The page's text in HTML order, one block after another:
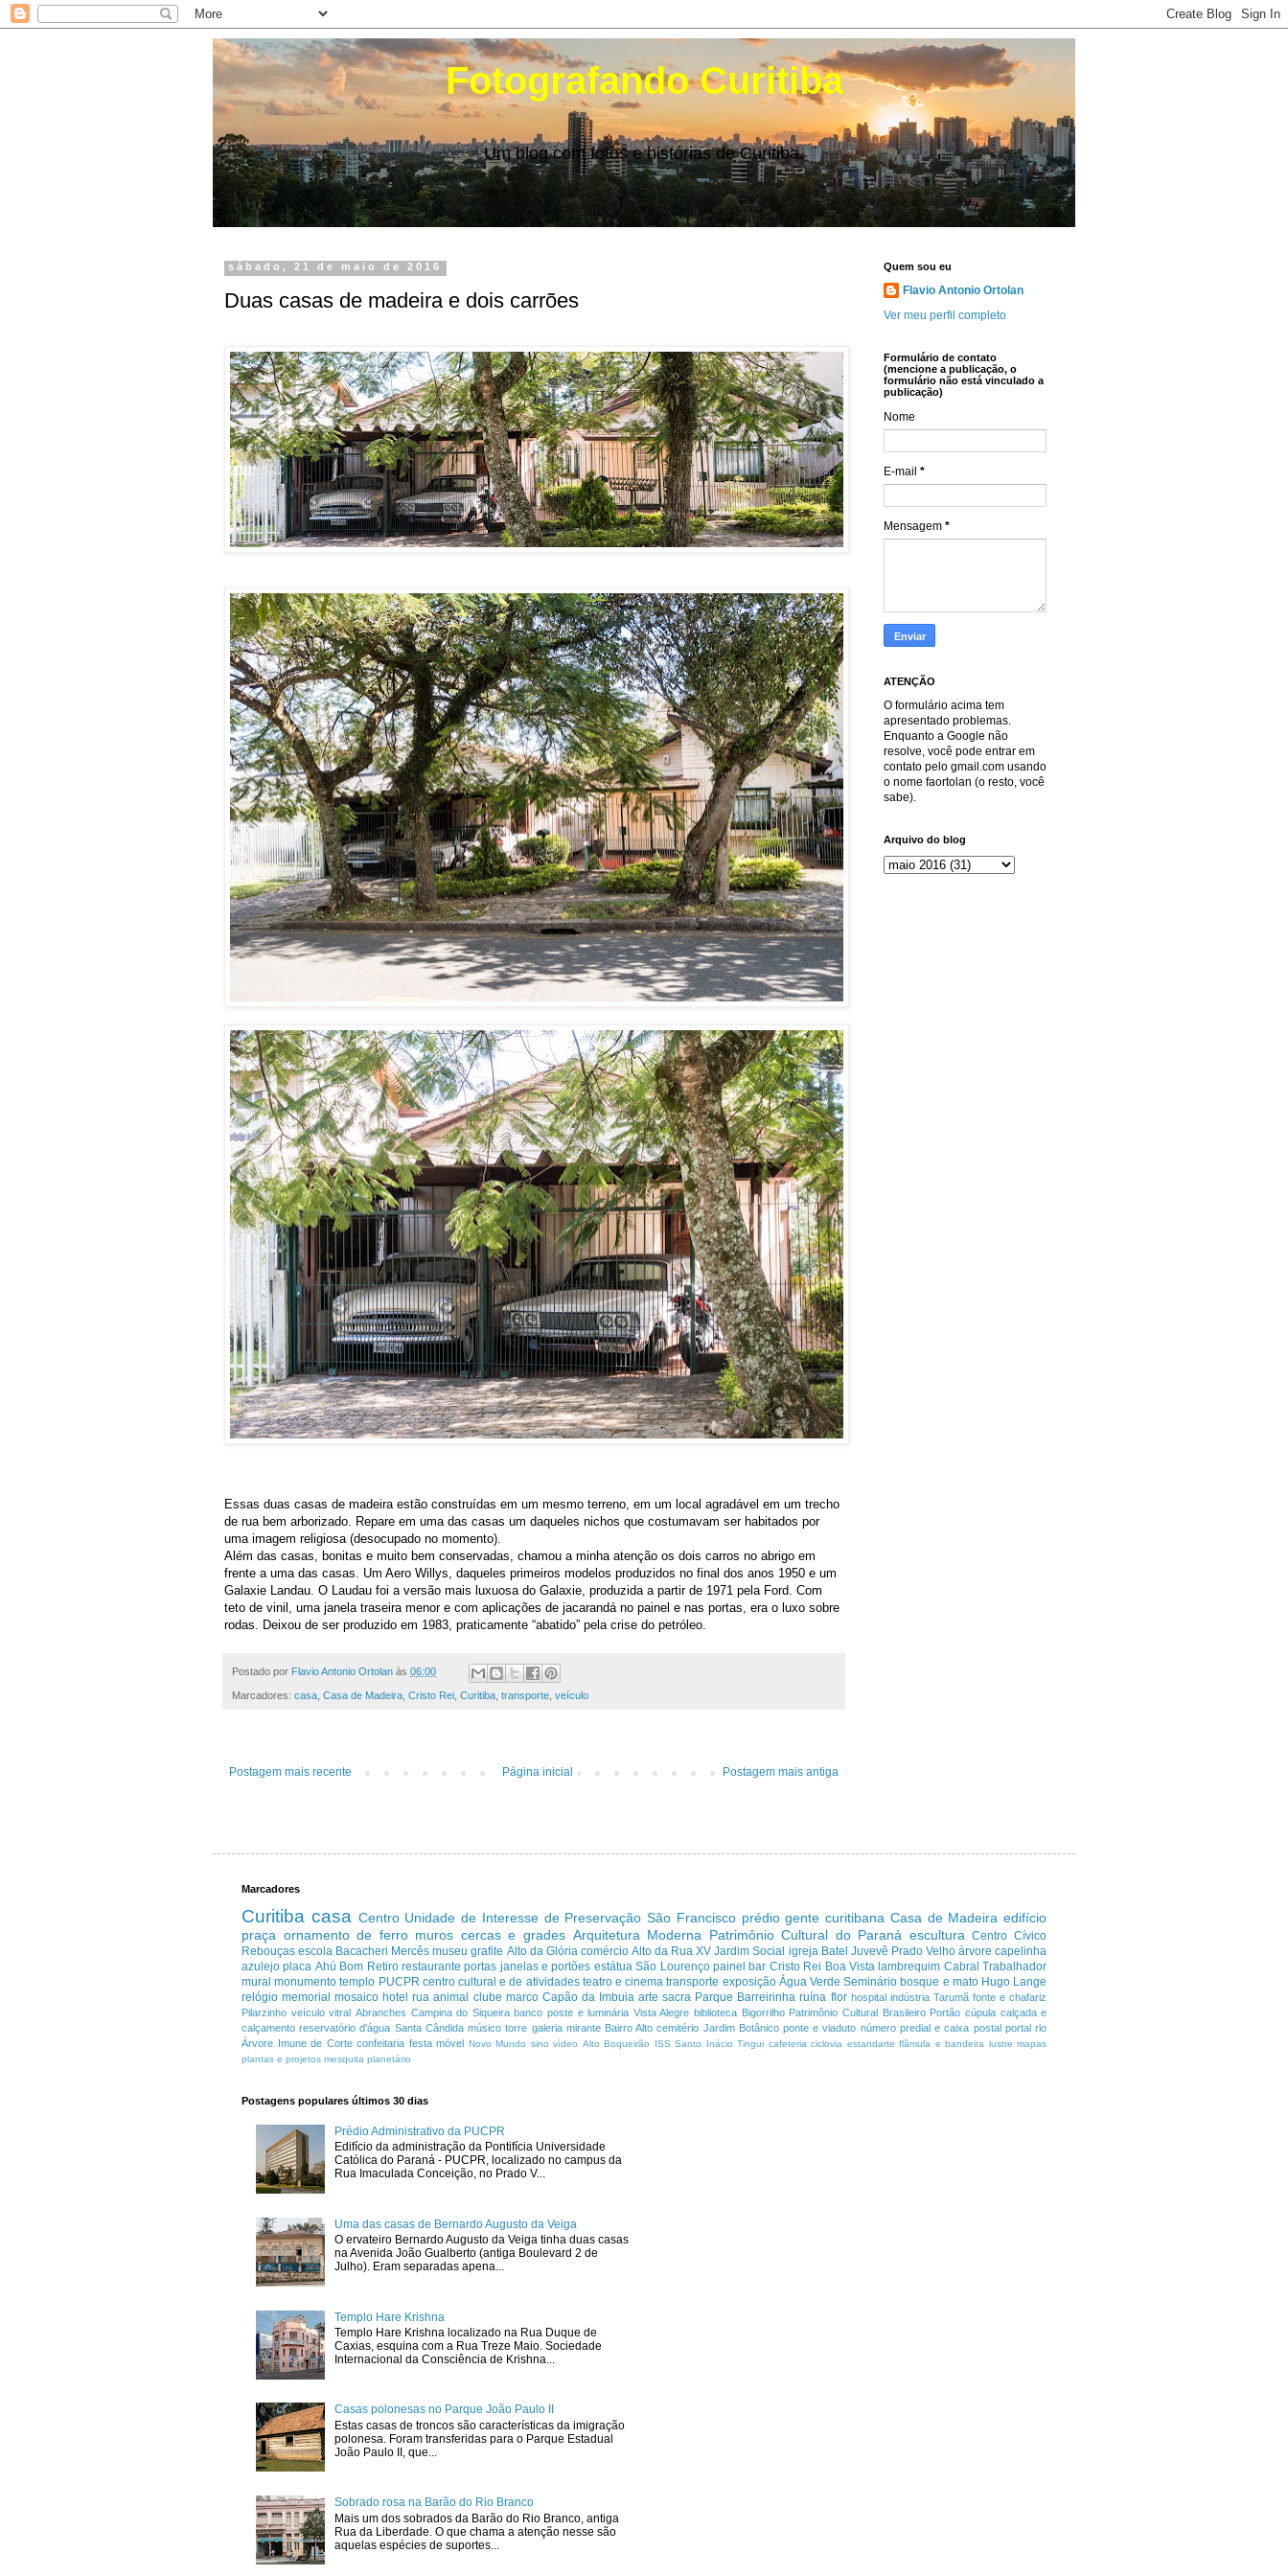
Fotografando Curitiba
Um blog com fotos e histórias de Curitiba.
sábado, 21 de maio de 2016
Duas casas de madeira e dois carrões
Essas duas casas de madeira estão construídas em um mesmo terreno, em um local agradável em um trecho
de rua bem arborizado. Repare em uma das casas um daqueles nichos que costumavam ser habitados por
uma imagem religiosa (desocupado no momento).
Além das casas, bonitas e muito bem conservadas, chamou a minha atenção os dois carros no abrigo em
frente a uma das casas. Um Aero Willys, daqueles primeiros modelos produzidos no final dos anos 1950 e um
Galaxie Landau. O Laudau foi a versão mais luxuosa do Galaxie, produzida a partir de 1971 pela Ford. Com
teto de vinil, uma janela traseira menor e com aplicações de jacarandá no painel e nas portas, era o luxo sobre
rodas. Deixou de ser produzido em 1983, praticamente “abatido” pela crise do petróleo.
Postado por Flavio Antonio Ortolan às 06:00
Marcadores: casa Casa de Madeira Cristo Rei Curitiba transporte veículo
Postagem mais recente Postagem mais antiga
Página inicial
Quem sou eu
Flavio Antonio Ortolan
Ver meu perfil completo
Formulário de contato
(mencione a publicação, o
formulário não está vinculado a
publicação)
Nome
E-mail *
Mensagem *
ATENÇÃO
O formulário acima tem
apresentado problemas.
Enquanto a Google não
resolve, você pode entrar em
contato pelo gmail.com usando
o nome faortolan (o resto, você
sabe).
Arquivo do blog
Marcadores
Curitiba casa Centro Unidade de Interesse de Preservação São Francisco prédio gente curitibana Casa de Madeira edifício
praça ornamento de ferro muros cercas e grades Arquitetura Moderna Patrimônio Cultural do Paraná escultura
Centro Cívico
Rebouças escola Bacacheri Mercês museu grafite Alto da Glória comércio Alto da Rua XV Jardim Social igreja Batel Juvevê Prado Velho árvore capelinha
azulejo placa Ahú Bom Retiro restaurante portas janelas e portões estátua São Lourenço painel bar Cristo Rei Boa Vista lambrequim Cabral Trabalhador
mural monumento templo PUCPR centro cultural e de atividades teatro e cinema transporte exposição Água Verde Seminário bosque e mato Hugo Lange
relógio memorial mosaico hotel rua animal clube marco Capão da Imbuia arte sacra Parque Barreirinha ruína flor hospital indústria Tarumã fonte e chafariz
Pilarzinho veículo vitral Abranches Campina do Siqueira banco poste e luminária Vista Alegre biblioteca Bigorrilho Patrimônio Cultural Brasileiro Portão cúpula calçada e
calçamento reservatório d'água Santa Cândida músico torre galeria mirante Bairro Alto cemitério Jardim Botânico ponte e viaduto número predial e caixa postal portal rio
Árvore Imune de Corte confeitaria festa móvel Novo Mundo sino vídeo Alto Boqueirão ISS Santo Inácio Tingui cafeteria ciclovia estandarte flâmula e bandeira lustre mapas
plantas e projetos mesquita planetário
Postagens populares últimos 30 dias
Prédio Administrativo da PUCPR
Edifício da administração da Pontifícia Universidade
Católica do Paraná - PUCPR, localizado no campus da
Rua Imaculada Conceição, no Prado V...
Uma das casas de Bernardo Augusto da Veiga
O ervateiro Bernardo Augusto da Veiga tinha duas casas
na Avenida João Gualberto (antiga Boulevard 2 de
Julho). Eram separadas apena...
Templo Hare Krishna
Templo Hare Krishna localizado na Rua Duque de
Caxias, esquina com a Rua Treze Maio. Sociedade
Internacional da Consciência de Krishna...
Casas polonesas no Parque João Paulo II
Estas casas de troncos são características da imigração
polonesa. Foram transferidas para o Parque Estadual
João Paulo II, que...
Sobrado rosa na Barão do Rio Branco
Mais um dos sobrados da Barão do Rio Branco, antiga
Rua da Liberdade. O que chama a atenção nesse são
aquelas espécies de suportes...